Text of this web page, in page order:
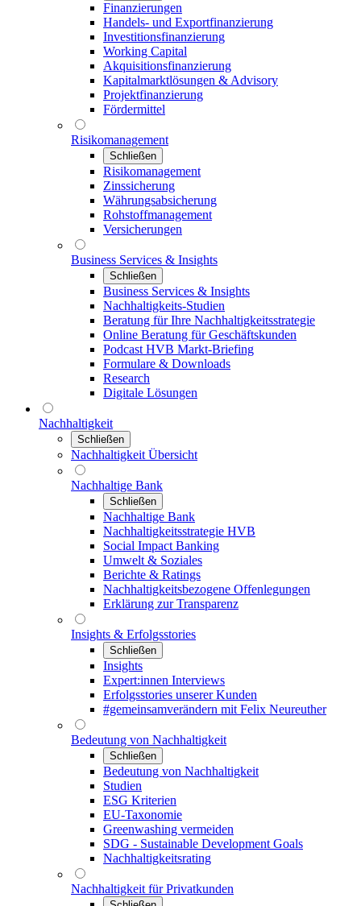
Finanzierungen
Handels- und Exportfinanzierung
Investitionsfinanzierung
Working Capital
Akquisitionsfinanzierung
Kapitalmarktlösungen & Advisory
Projektfinanzierung
Fördermittel
Risikomanagement
Schließen
Risikomanagement
Zinssicherung
Währungsabsicherung
Rohstoffmanagement
Versicherungen
Business Services & Insights
Schließen
Business Services & Insights
Nachhaltigkeits-Studien
Beratung für Ihre Nachhaltigkeitsstrategie
Online Beratung für Geschäftskunden
Podcast HVB Markt-Briefing
Formulare & Downloads
Research
Digitale Lösungen
Nachhaltigkeit
Schließen
Nachhaltigkeit Übersicht
Nachhaltige Bank
Schließen
Nachhaltige Bank
Nachhaltigkeitsstrategie HVB
Social Impact Banking
Umwelt & Soziales
Berichte & Ratings
Nachhaltigkeitsbezogene Offenlegungen
Erklärung zur Transparenz
Insights & Erfolgsstories
Schließen
Insights
Expert:innen Interviews
Erfolgsstories unserer Kunden
#gemeinsamverändern mit Felix Neureuther
Bedeutung von Nachhaltigkeit
Schließen
Bedeutung von Nachhaltigkeit
Studien
ESG Kriterien
EU-Taxonomie
Greenwashing vermeiden
SDG - Sustainable Development Goals
Nachhaltigkeitsrating
Nachhaltigkeit für Privatkunden